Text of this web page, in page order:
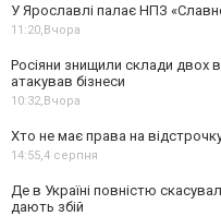
У Ярославлі палає НПЗ
11:20,Вчора
Росіяни знищили склади двох
атакував бізнеси
10:32,Вчора
Хто не має права на
14:55,4 серпня
Де в Україні повністю
дають збій